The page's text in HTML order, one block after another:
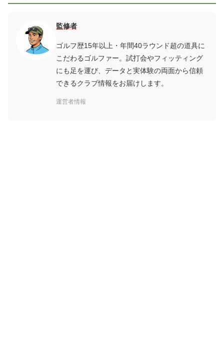
監修者
ゴルフ歴15年以上・年間40ラウンド超の道具に
こだわるゴルファー。試打会やフィッティング
にも足を運び、データと実体験の両面から信頼
できるクラブ情報をお届けします。
運営者情報